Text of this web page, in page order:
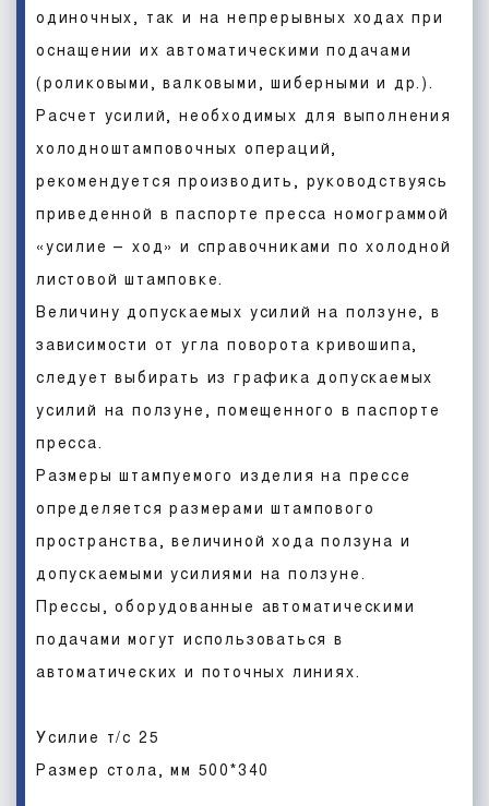
одиночных, так и на непрерывных ходах при
оснащении их автоматическими подачами
(роликовыми, валковыми, шиберными и др.).
Расчет усилий, необходимых для выполнения
холодноштамповочных операций,
рекомендуется производить, руководствуясь
приведенной в паспорте пресса номограммой
«усилие – ход» и справочниками по холодной
листовой штамповке.
Величину допускаемых усилий на ползуне, в
зависимости от угла поворота кривошипа,
следует выбирать из графика допускаемых
усилий на ползуне, помещенного в паспорте
пресса.
Размеры штампуемого изделия на прессе
определяется размерами штампового
пространства, величиной хода ползуна и
допускаемыми усилиями на ползуне.
Прессы, оборудованные автоматическими
подачами могут использоваться в
автоматических и поточных линиях.
Усилие т/с 25
Размер стола, мм 500*340